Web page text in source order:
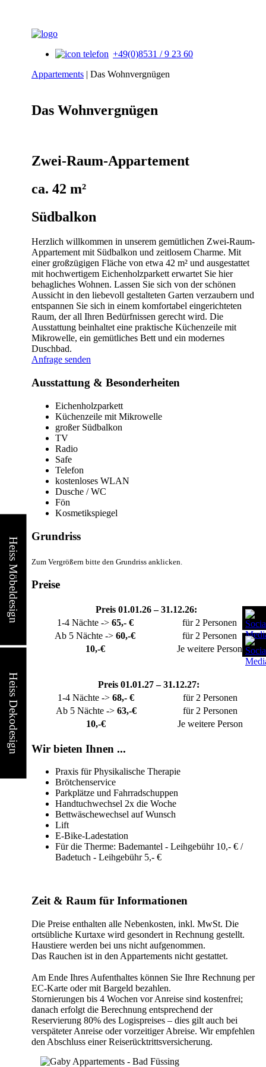
+49(0)8531 / 9 23 60
Heiss Möbeldesign
Heiss Dekodesign
Appartements | Das Wohnvergnügen
Das Wohnvergnügen
Zwei-Raum-Appartement
ca. 42 m²
Südbalkon
Herzlich willkommen in unserem gemütlichen Zwei-Raum-
Appartement mit Südbalkon und zeitlosem Charme. Mit
einer großzügigen Fläche von etwa 42 m² und ausgestattet
mit hochwertigem Eichenholzparkett erwartet Sie hier
behagliches Wohnen. Lassen Sie sich von der schönen
Aussicht in den liebevoll gestalteten Garten verzaubern und
entspannen Sie sich in einem komfortabel eingerichteten
Raum, der all Ihren Bedürfnissen gerecht wird. Die
Ausstattung beinhaltet eine praktische Küchenzeile mit
Mikrowelle, ein gemütliches Bett und ein modernes
Duschbad.
Anfrage senden
Ausstattung & Besonderheiten
Eichenholzparkett
Küchenzeile mit Mikrowelle
großer Südbalkon
TV
Radio
Safe
Telefon
kostenloses WLAN
Dusche / WC
Fön
Kosmetikspiegel
Grundriss
Zum Vergrößern bitte den Grundriss anklicken.
Preise
Preis 01.01.26 – 31.12.26:
1-4 Nächte -> 65,- €
für 2 Personen
Ab 5 Nächte -> 60,-€
für 2 Personen
10,-€
Je weitere Person
Preis 01.01.27 – 31.12.27:
1-4 Nächte -> 68,- €
für 2 Personen
Ab 5 Nächte -> 63,-€
für 2 Personen
10,-€
Je weitere Person
Wir bieten Ihnen ...
Praxis für Physikalische Therapie
Brötchenservice
Parkplätze und Fahrradschuppen
Handtuchwechsel 2x die Woche
Bettwäschewechsel auf Wunsch
Lift
E-Bike-Ladestation
Für die Therme: Bademantel - Leihgebühr 10,- € /
Badetuch - Leihgebühr 5,- €
Zeit & Raum für Informationen
Die Preise enthalten alle Nebenkosten, inkl. MwSt. Die
ortsübliche Kurtaxe wird gesondert in Rechnung gestellt.
Haustiere werden bei uns nicht aufgenommen.
Das Rauchen ist in den Appartements nicht gestattet.
Am Ende Ihres Aufenthaltes können Sie Ihre Rechnung per
EC-Karte oder mit Bargeld bezahlen.
Stornierungen bis 4 Wochen vor Anreise sind kostenfrei;
danach erfolgt die Berechnung entsprechend der
Reservierung 80% des Logispreises – dies gilt auch bei
verspäteter Anreise oder vorzeitiger Abreise. Wir empfehlen
den Abschluss einer Reiserücktrittsversicherung.